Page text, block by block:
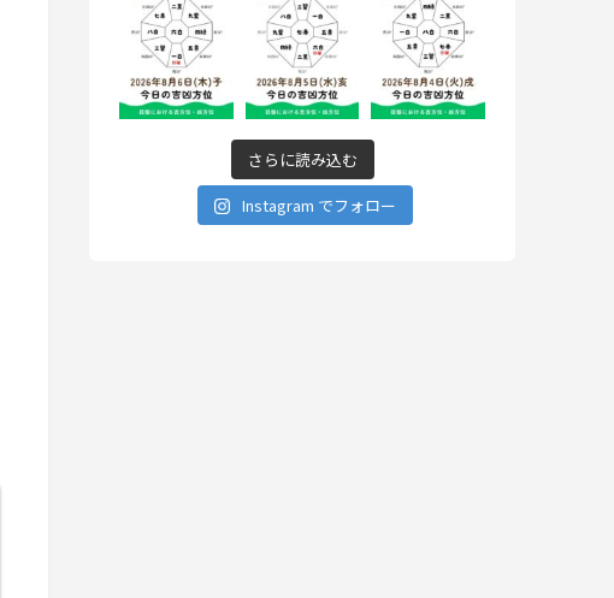
さらに読み込む
Instagram でフォロー